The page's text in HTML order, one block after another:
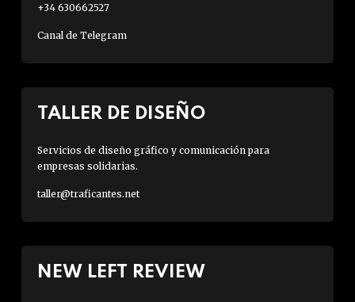
+34 630662527
Canal de Telegram
TALLER DE DISEÑO
Servicios de diseño gráfico y comunicación para
empresas solidarias.
taller@traficantes.net
NEW LEFT REVIEW